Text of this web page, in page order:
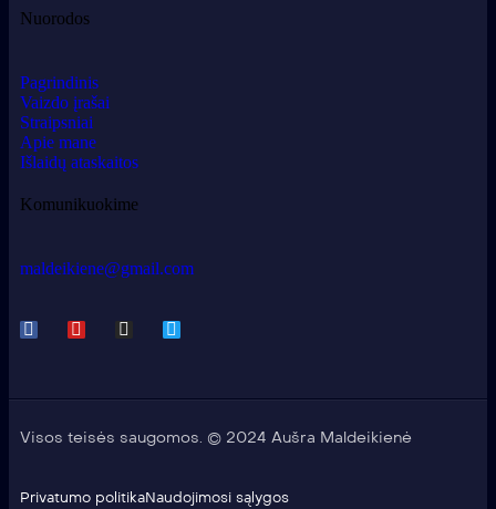
Nuorodos
Pagrindinis
Vaizdo įrašai
Straipsniai
Apie mane
Išlaidų ataskaitos
Komunikuokime
maldeikiene@gmail.com
Visos teisės saugomos. © 2024 Aušra Maldeikienė
Privatumo politikaNaudojimosi sąlygos